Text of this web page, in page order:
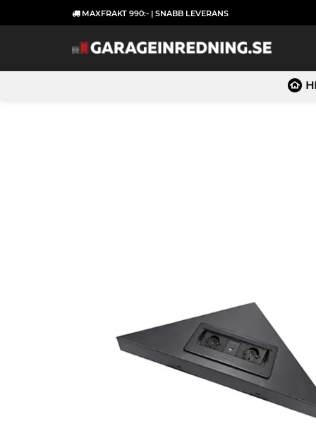
to
MAXFRAKT 990:- | SNABB LEVERANS